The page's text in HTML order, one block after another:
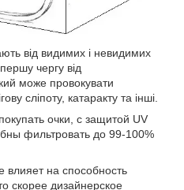
від видимих і невидимих
чергу від
може провокувати
сліпоту, катаракту та інші.
очки, с защитой UV
фильтровать до 99-100%
влияет на способность
скорее дизайнерское